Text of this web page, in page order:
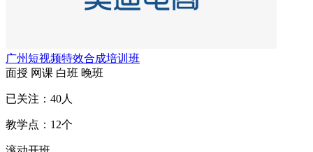
广州短视频特效合成培训班
面授 网课 白班 晚班
已关注： 40人
教学点： 12个